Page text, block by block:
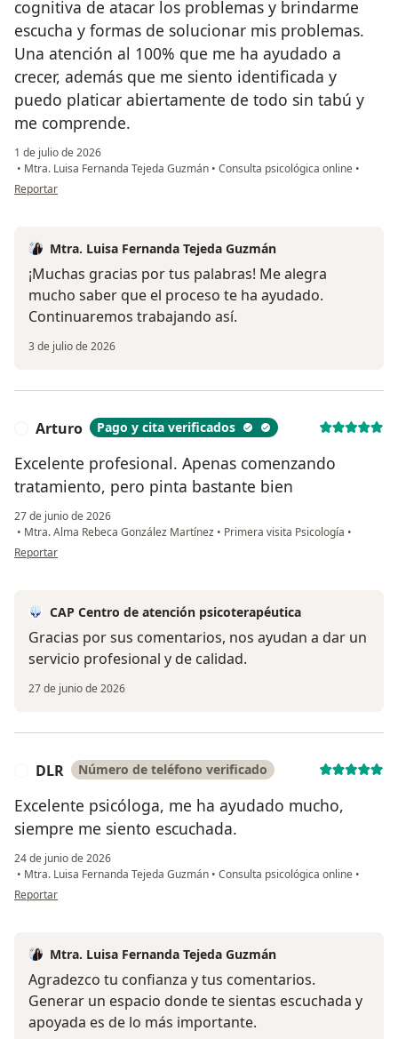
cognitiva de atacar los problemas y brindarme
escucha y formas de solucionar mis problemas.
Una atención al 100% que me ha ayudado a
crecer, además que me siento identificada y
puedo platicar abiertamente de todo sin tabú y
me comprende.
1 de julio de 2026
• Mtra. Luisa Fernanda Tejeda Guzmán • Consulta psicológica online •
en opinión del usuario RPG
Reportar
Mtra. Luisa Fernanda Tejeda Guzmán
¡Muchas gracias por tus palabras! Me alegra
mucho saber que el proceso te ha ayudado.
Continuaremos trabajando así.
3 de julio de 2026
Arturo Pago y cita verificados
Excelente profesional. Apenas comenzando
tratamiento, pero pinta bastante bien
27 de junio de 2026
• Mtra. Alma Rebeca González Martínez • Primera visita Psicología •
en opinión del usuario Arturo
Reportar
CAP Centro de atención psicoterapéutica
Gracias por sus comentarios, nos ayudan a dar un
servicio profesional y de calidad.
27 de junio de 2026
DLR Número de teléfono verificado
Excelente psicóloga, me ha ayudado mucho,
siempre me siento escuchada.
24 de junio de 2026
• Mtra. Luisa Fernanda Tejeda Guzmán • Consulta psicológica online •
en opinión del usuario DLR
Reportar
Mtra. Luisa Fernanda Tejeda Guzmán
Agradezco tu confianza y tus comentarios.
Generar un espacio donde te sientas escuchada y
apoyada es de lo más importante.